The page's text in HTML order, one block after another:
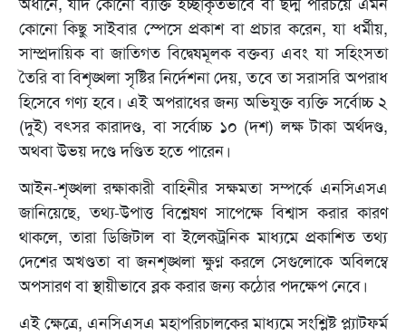
অধীনে, যদি কোনো ব্যক্তি ইচ্ছাকৃতভাবে বা ছদ্ম পরিচয়ে এমন
কোনো কিছু সাইবার স্পেসে প্রকাশ বা প্রচার করেন, যা ধর্মীয়,
সাম্প্রদায়িক বা জাতিগত বিদ্বেষমূলক বক্তব্য এবং যা সহিংসতা
তৈরি বা বিশৃঙ্খলা সৃষ্টির নির্দেশনা দেয়, তবে তা সরাসরি অপরাধ
হিসেবে গণ্য হবে। এই অপরাধের জন্য অভিযুক্ত ব্যক্তি সর্বোচ্চ ২
(দুই) বৎসর কারাদণ্ড, বা সর্বোচ্চ ১০ (দশ) লক্ষ টাকা অর্থদণ্ড,
অথবা উভয় দণ্ডে দণ্ডিত হতে পারেন।
আইন-শৃঙ্খলা রক্ষাকারী বাহিনীর সক্ষমতা সম্পর্কে এনসিএসএ
জানিয়েছে, তথ্য-উপাত্ত বিশ্লেষণ সাপেক্ষে বিশ্বাস করার কারণ
থাকলে, তারা ডিজিটাল বা ইলেকট্রনিক মাধ্যমে প্রকাশিত তথ্য
দেশের অখণ্ডতা বা জনশৃঙ্খলা ক্ষুণ্ন করলে সেগুলোকে অবিলম্বে
অপসারণ বা স্থায়ীভাবে ব্লক করার জন্য কঠোর পদক্ষেপ নেবে।
এই ক্ষেত্রে, এনসিএসএ মহাপরিচালকের মাধ্যমে সংশ্লিষ্ট প্ল্যাটফর্ম